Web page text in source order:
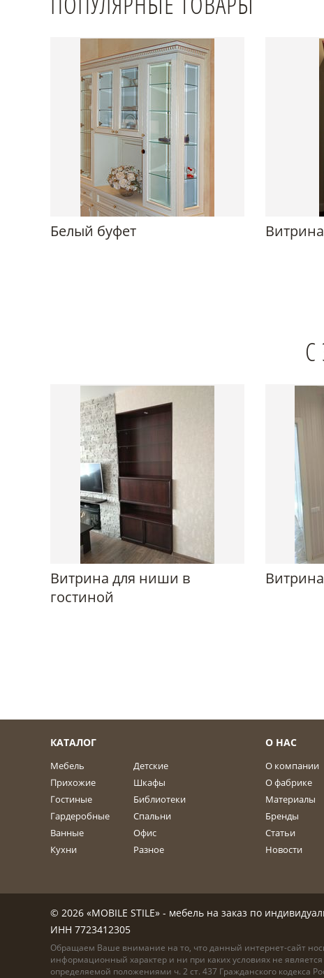
Белый буфет
Витрина для ниши в
гостиной
КАТАЛОГ
Мебель
Прихожие
Гостиные
Гардеробные
Ванные
Кухни
Детские
Шкафы
Библиотеки
Спальни
Офис
Разное
О НАС
О компании
О фабрике
Материалы
Бренды
Статьи
Новости
© 2026 «MOBILE STILE» - мебель на заказ по
ИНН 7723412305
Обращаем Ваше внимание на то, что данный интернет-сайт
информационный характер и ни при каких условиях не
определяемой положениями ч. 2 ст. 437 Гражданского кодекса